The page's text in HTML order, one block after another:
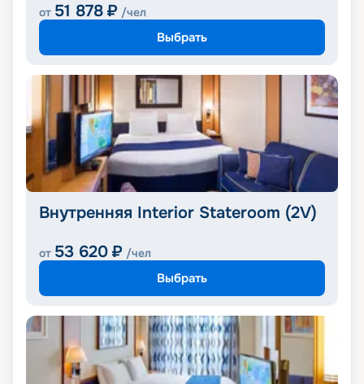
от 51 878 ₽ /чел
Выбрать
Внутренняя Interior Stateroom (2V)
от 53 620 ₽ /чел
Выбрать